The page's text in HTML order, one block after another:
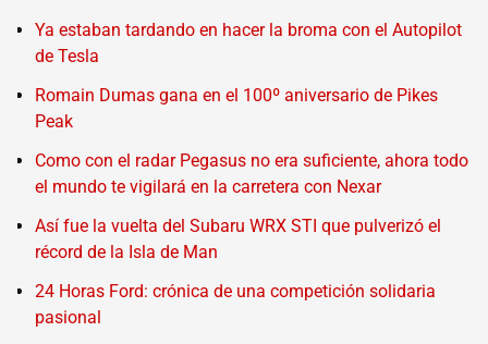
Ya estaban tardando en hacer la broma con el Autopilot
de Tesla
Romain Dumas gana en el 100º aniversario de Pikes
Peak
Como con el radar Pegasus no era suficiente, ahora todo
el mundo te vigilará en la carretera con Nexar
Así fue la vuelta del Subaru WRX STI que pulverizó el
récord de la Isla de Man
24 Horas Ford: crónica de una competición solidaria
pasional